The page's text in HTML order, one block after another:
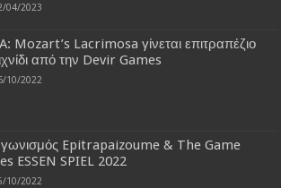
04/2023
Mozart’s Lacrimosa γίνεται επιτραπέζιο
από την Devir Games
10/2022
Epitrapaizoume & The Game
ESSEN SPIEL 2022
10/2022